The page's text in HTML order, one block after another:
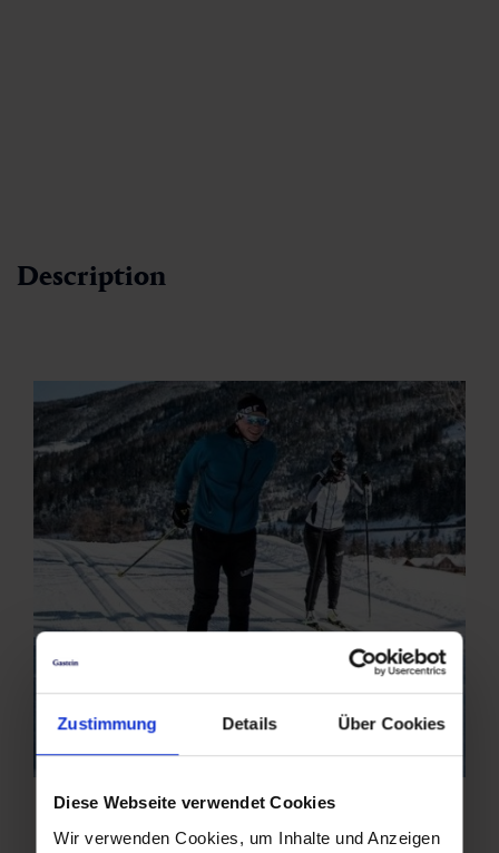
Zustimmung Details Über Cookies
Diese Webseite verwendet Cookies
Wir verwenden Cookies, um Inhalte und Anzeigen
Description